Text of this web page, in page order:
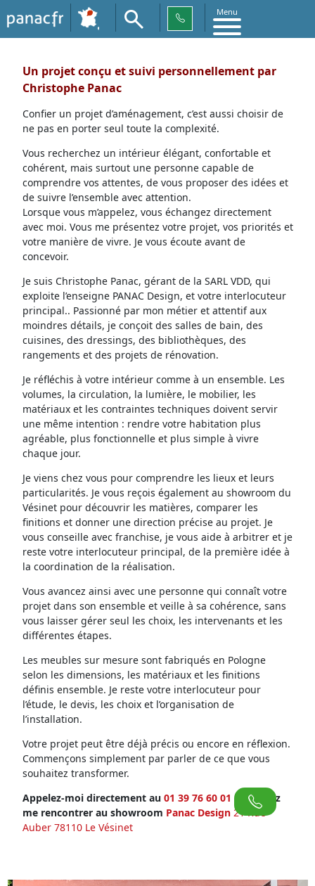
Menu
Un projet conçu et suivi personnellement par
Christophe Panac
Confier un projet d’aménagement, c’est aussi choisir de
ne pas en porter seul toute la complexité.
Vous recherchez un intérieur élégant, confortable et
cohérent, mais surtout une personne capable de
comprendre vos attentes, de vous proposer des idées et
de suivre l’ensemble avec attention.
Lorsque vous m’appelez, vous échangez directement
avec moi. Vous me présentez votre projet, vos priorités et
votre manière de vivre. Je vous écoute avant de
concevoir.
Je suis Christophe Panac, gérant de la SARL VDD, qui
exploite l’enseigne PANAC Design, et votre interlocuteur
principal.. Passionné par mon métier et attentif aux
moindres détails, je conçoit des salles de bain, des
cuisines, des dressings, des bibliothèques, des
rangements et des projets de rénovation.
Je réfléchis à votre intérieur comme à un ensemble. Les
volumes, la circulation, la lumière, le mobilier, les
matériaux et les contraintes techniques doivent servir
une même intention : rendre votre habitation plus
agréable, plus fonctionnelle et plus simple à vivre
chaque jour.
Je viens chez vous pour comprendre les lieux et leurs
particularités. Je vous reçois également au showroom du
Vésinet pour découvrir les matières, comparer les
finitions et donner une direction précise au projet. Je
vous conseille avec franchise, je vous aide à arbitrer et je
reste votre interlocuteur principal, de la première idée à
la coordination de la réalisation.
Vous avancez ainsi avec une personne qui connaît votre
projet dans son ensemble et veille à sa cohérence, sans
vous laisser gérer seul les choix, les intervenants et les
différentes étapes.
Les meubles sur mesure sont fabriqués en Pologne
selon les dimensions, les matériaux et les finitions
définis ensemble. Je reste votre interlocuteur pour
l’étude, le devis, les choix et l’organisation de
l’installation.
Votre projet peut être déjà précis ou encore en réflexion.
Commençons simplement par parler de ce que vous
souhaitez transformer.
Appelez-moi directement au 01 39 76 60 01 ou venez
me rencontrer au showroom Panac Design 21 Rue
Auber 78110 Le Vésinet